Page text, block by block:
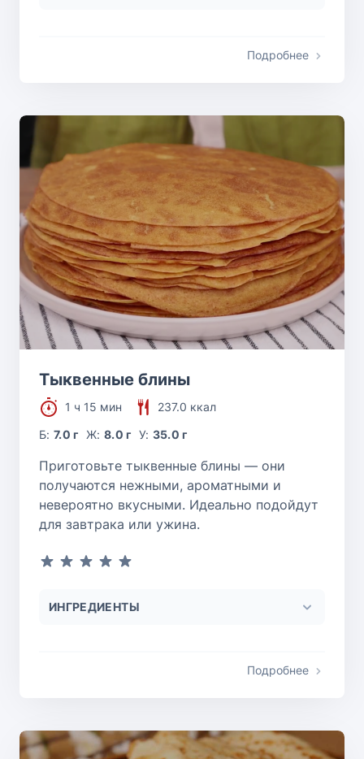
Подробнее
Тыквенные блины
1 ч 15 мин
237.0 ккал
Б:7.0 г Ж: 8.0 г У: 35.0 г
Приготовьте тыквенные блины — они
получаются нежными, ароматными и
невероятно вкусными. Идеально подойдут
для завтрака или ужина.
ИНГРЕДИЕНТЫ
Подробнее